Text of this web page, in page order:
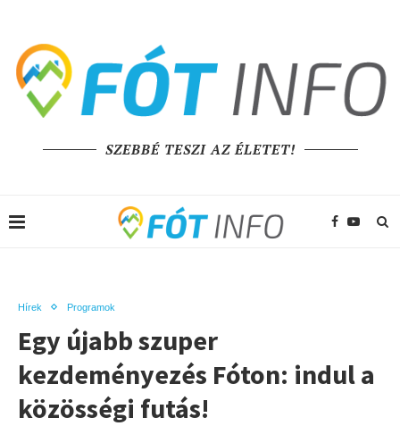
SZEBBÉ TESZI AZ ÉLETET!
Hírek Programok
Egy újabb szuper
kezdeményezés Fóton: indul a
közösségi futás!